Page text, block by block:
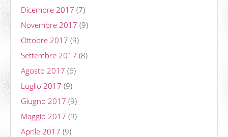
Dicembre 2017 (7)
Novembre 2017 (9)
Ottobre 2017 (9)
Settembre 2017 (8)
Agosto 2017 (6)
Luglio 2017 (9)
Giugno 2017 (9)
Maggio 2017 (9)
Aprile 2017 (9)